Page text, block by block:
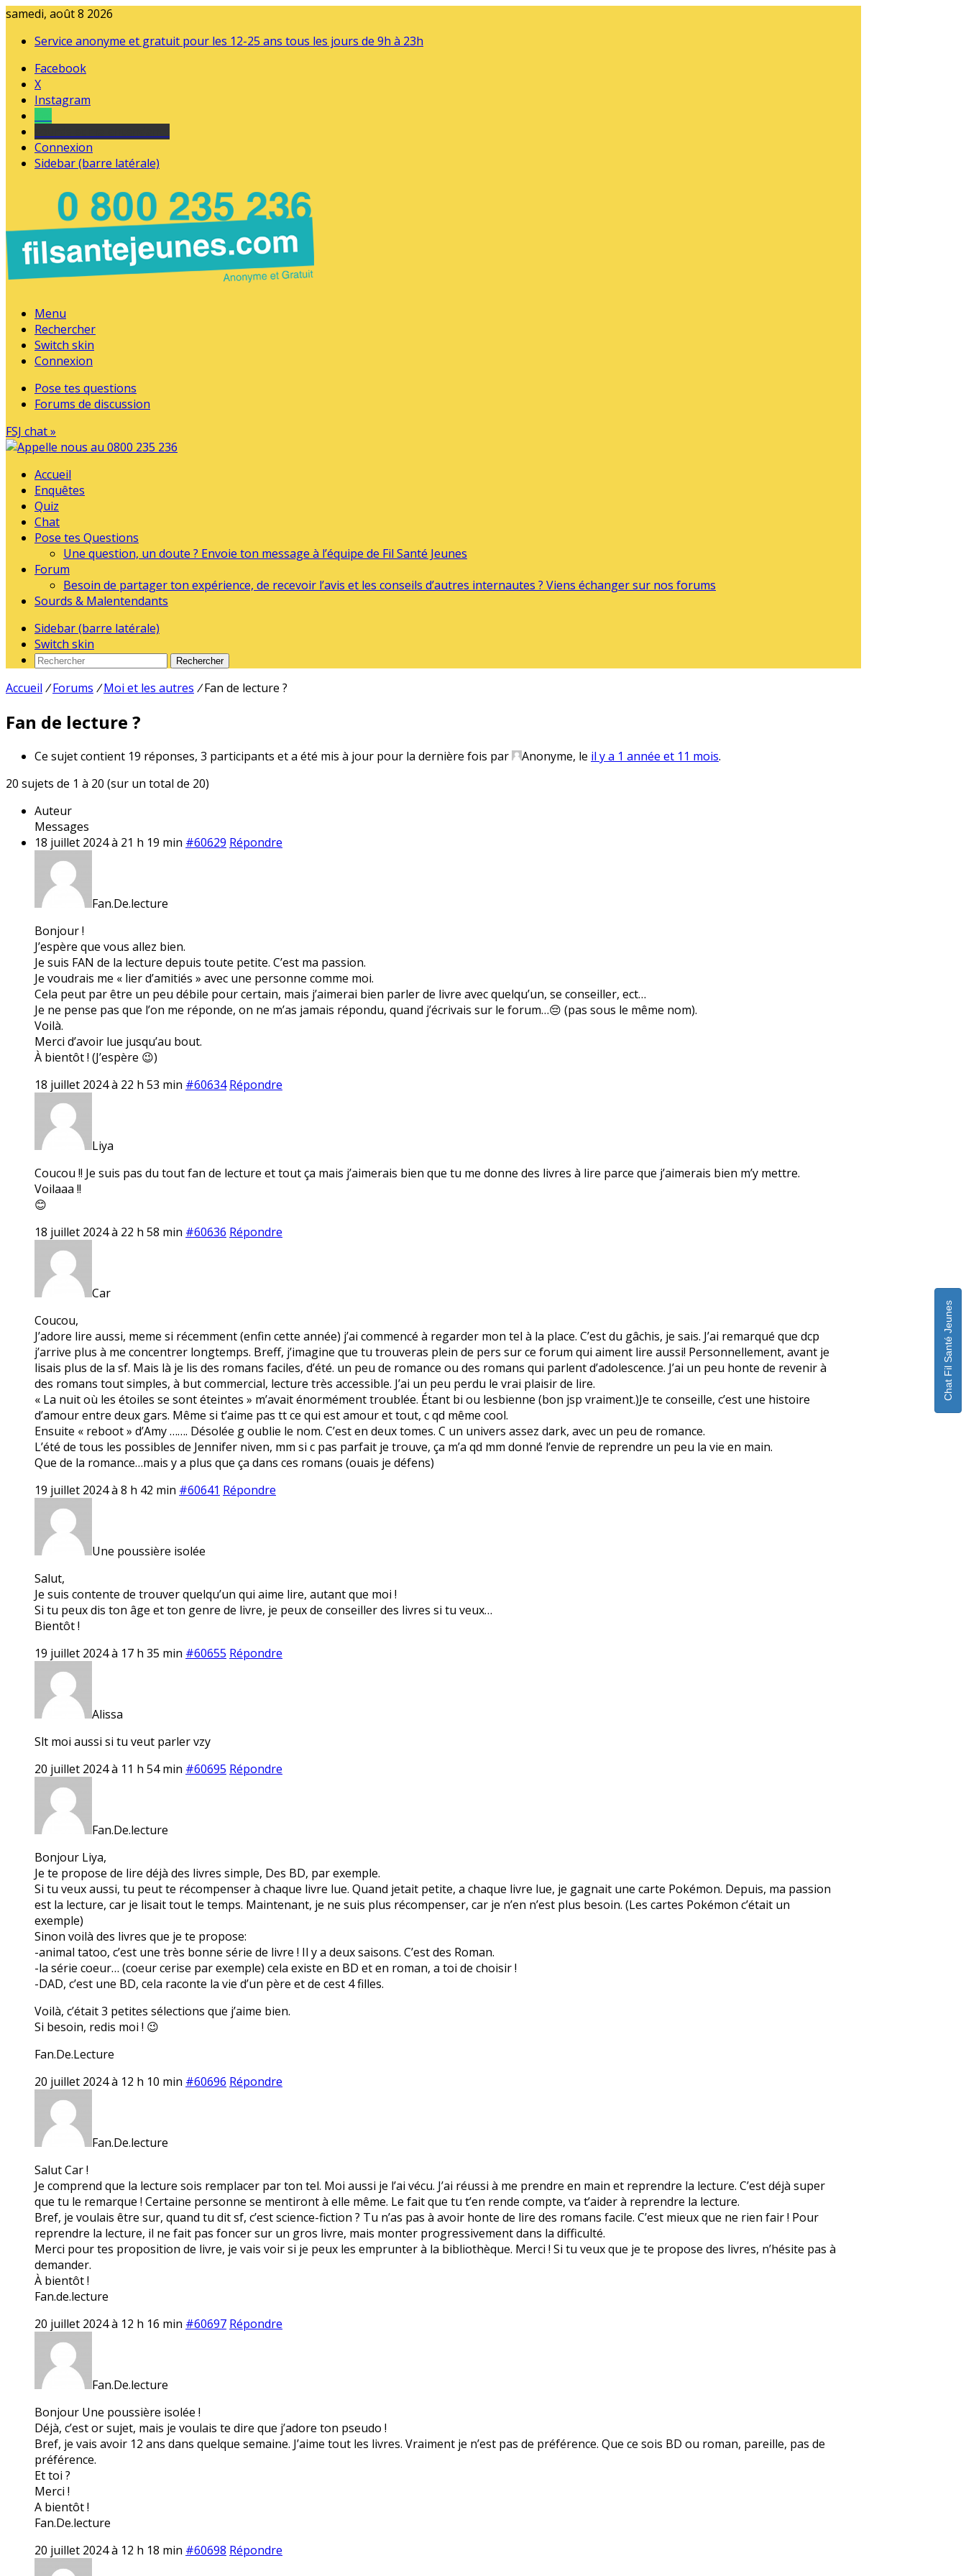
samedi, août 8 2026
Service anonyme et gratuit pour les 12-25 ans tous les jours de 9h à 23h
Facebook
X
Instagram
Connexion
Sidebar (barre latérale)
Menu
Rechercher
Switch skin
Connexion
Pose tes questions
Forums de discussion
FSJ chat »
Accueil
Enquêtes
Quiz
Chat
Pose tes Questions
Une question, un doute ? Envoie ton message à l’équipe de Fil Santé Jeunes
Forum
Besoin de partager ton expérience, de recevoir l’avis et les conseils d’autres internautes ? Viens échanger sur nos forums
Sourds & Malentendants
Sidebar (barre latérale)
Switch skin
Rechercher
Accueil / Forums / Moi et les autres / Fan de lecture ?
Fan de lecture ?
Ce sujet contient 19 réponses, 3 participants et a été mis à jour pour la dernière fois par Anonyme, le il y a 1 année et 11 mois.
20 sujets de 1 à 20 (sur un total de 20)
Auteur
Messages
18 juillet 2024 à 21 h 19 min #60629 Répondre
Fan.De.lecture
Bonjour !
J’espère que vous allez bien.
Je suis FAN de la lecture depuis toute petite. C’est ma passion.
Je voudrais me « lier d’amitiés » avec une personne comme moi.
Cela peut par être un peu débile pour certain, mais j’aimerai bien parler de livre avec quelqu’un, se conseiller, ect…
Je ne pense pas que l’on me réponde, on ne m’as jamais répondu, quand j’écrivais sur le forum…😔 (pas sous le même nom).
Voilà.
Merci d’avoir lue jusqu’au bout.
À bientôt ! (J’espère 😉)
18 juillet 2024 à 22 h 53 min #60634 Répondre
Liya
Coucou !! Je suis pas du tout fan de lecture et tout ça mais j’aimerais bien que tu me donne des livres à lire parce que j’aimerais bien m’y mettre.
Voilaaa !!
😊
18 juillet 2024 à 22 h 58 min #60636 Répondre
Car
Coucou,
J’adore lire aussi, meme si récemment (enfin cette année) j’ai commencé à regarder mon tel à la place. C’est du gâchis, je sais. J’ai remarqué que dcp
j’arrive plus à me concentrer longtemps. Breff, j’imagine que tu trouveras plein de pers sur ce forum qui aiment lire aussi! Personnellement, avant je
lisais plus de la sf. Mais là je lis des romans faciles, d’été. un peu de romance ou des romans qui parlent d’adolescence. J’ai un peu honte de revenir à
des romans tout simples, à but commercial, lecture très accessible. J’ai un peu perdu le vrai plaisir de lire.
« La nuit où les étoiles se sont éteintes » m’avait énormément troublée. Étant bi ou lesbienne (bon jsp vraiment.)Je te conseille, c’est une histoire
d’amour entre deux gars. Même si t’aime pas tt ce qui est amour et tout, c qd même cool.
Ensuite « reboot » d’Amy ……. Désolée g oublie le nom. C’est en deux tomes. C un univers assez dark, avec un peu de romance.
L’été de tous les possibles de Jennifer niven, mm si c pas parfait je trouve, ça m’a qd mm donné l’envie de reprendre un peu la vie en main.
Que de la romance…mais y a plus que ça dans ces romans (ouais je défens)
19 juillet 2024 à 8 h 42 min #60641 Répondre
Une poussière isolée
Salut,
Je suis contente de trouver quelqu’un qui aime lire, autant que moi !
Si tu peux dis ton âge et ton genre de livre, je peux de conseiller des livres si tu veux…
Bientôt !
19 juillet 2024 à 17 h 35 min #60655 Répondre
Alissa
Slt moi aussi si tu veut parler vzy
20 juillet 2024 à 11 h 54 min #60695 Répondre
Fan.De.lecture
Bonjour Liya,
Je te propose de lire déjà des livres simple, Des BD, par exemple.
Si tu veux aussi, tu peut te récompenser à chaque livre lue. Quand jetait petite, a chaque livre lue, je gagnait une carte Pokémon. Depuis, ma passion
est la lecture, car je lisait tout le temps. Maintenant, je ne suis plus récompenser, car je n’en n’est plus besoin. (Les cartes Pokémon c’était un
exemple)
Sinon voilà des livres que je te propose:
-animal tatoo, c’est une très bonne série de livre ! Il y a deux saisons. C’est des Roman.
-la série coeur… (coeur cerise par exemple) cela existe en BD et en roman, a toi de choisir !
-DAD, c’est une BD, cela raconte la vie d’un père et de cest 4 filles.
Voilà, c’était 3 petites sélections que j’aime bien.
Si besoin, redis moi ! 😉
Fan.De.Lecture
20 juillet 2024 à 12 h 10 min #60696 Répondre
Fan.De.lecture
Salut Car !
Je comprend que la lecture sois remplacer par ton tel. Moi aussi je l’ai vécu. J’ai réussi à me prendre en main et reprendre la lecture. C’est déjà super
que tu le remarque ! Certaine personne se mentiront à elle même. Le fait que tu t’en rende compte, va t’aider à reprendre la lecture.
Bref, je voulais être sur, quand tu dit sf, c’est science-fiction ? Tu n’as pas à avoir honte de lire des romans facile. C’est mieux que ne rien fair ! Pour
reprendre la lecture, il ne fait pas foncer sur un gros livre, mais monter progressivement dans la difficulté.
Merci pour tes proposition de livre, je vais voir si je peux les emprunter à la bibliothèque. Merci ! Si tu veux que je te propose des livres, n’hésite pas à
demander.
À bientôt !
Fan.de.lecture
20 juillet 2024 à 12 h 16 min #60697 Répondre
Fan.De.lecture
Bonjour Une poussière isolée !
Déjà, c’est or sujet, mais je voulais te dire que j’adore ton pseudo !
Bref, je vais avoir 12 ans dans quelque semaine. J’aime tout les livres. Vraiment je n’est pas de préférence. Que ce sois BD ou roman, pareille, pas de
préférence.
Et toi ?
Merci !
A bientôt !
Fan.De.lecture
20 juillet 2024 à 12 h 18 min #60698 Répondre
Chat Fil Santé Jeunes